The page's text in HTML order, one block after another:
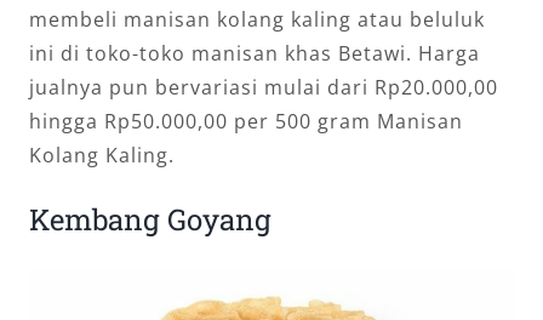
membeli manisan kolang kaling atau beluluk
ini di toko-toko manisan khas Betawi. Harga
jualnya pun bervariasi mulai dari Rp20.000,00
hingga Rp50.000,00 per 500 gram Manisan
Kolang Kaling.
Kembang Goyang